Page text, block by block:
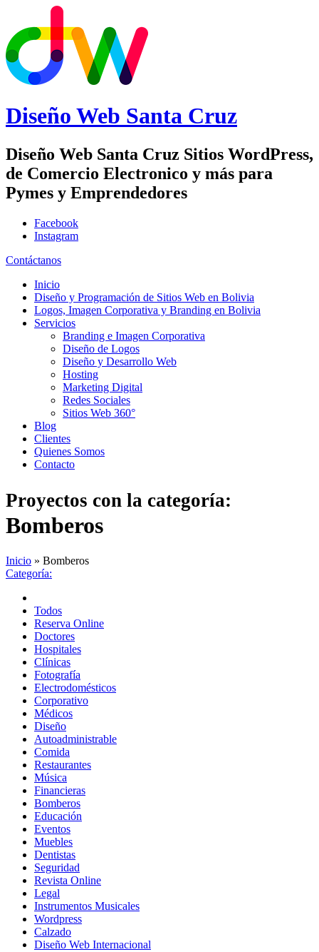
Diseño Web Santa Cruz
Diseño Web Santa Cruz Sitios WordPress,
de Comercio Electronico y más para
Pymes y Emprendedores
Facebook
Instagram
Contáctanos
Inicio
Diseño y Programación de Sitios Web en Bolivia
Logos, Imagen Corporativa y Branding en Bolivia
Servicios
Branding e Imagen Corporativa
Diseño de Logos
Diseño y Desarrollo Web
Hosting
Marketing Digital
Redes Sociales
Sitios Web 360°
Blog
Clientes
Quienes Somos
Contacto
Proyectos con la categoría:
Bomberos
Inicio » Bomberos
Categoría:
Todos
Reserva Online
Doctores
Hospitales
Clínicas
Fotografía
Electrodomésticos
Corporativo
Médicos
Diseño
Autoadministrable
Comida
Restaurantes
Música
Financieras
Bomberos
Educación
Eventos
Muebles
Dentistas
Seguridad
Revista Online
Legal
Instrumentos Musicales
Wordpress
Calzado
Diseño Web Internacional